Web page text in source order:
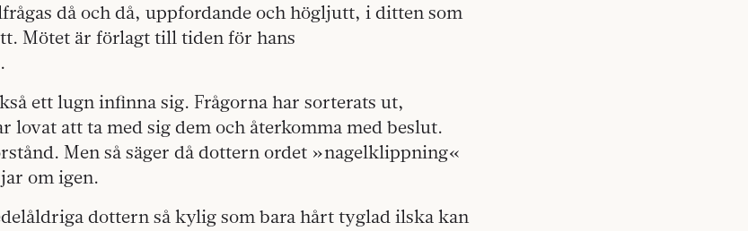
då och då, uppfordande och högljutt, i ditten som
Mötet är förlagt till tiden för hans
ett lugn infinna sig. Frågorna har sorterats ut,
lovat att ta med sig dem och återkomma med beslut.
Men så säger då dottern ordet »nagelklippning«
om igen.
dottern så kylig som bara hårt tyglad ilska kan